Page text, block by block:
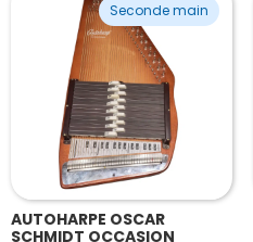
Seconde main
AUTOHARPE OSCAR
SCHMIDT OCCASION